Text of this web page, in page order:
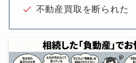
不動産買取を断られた